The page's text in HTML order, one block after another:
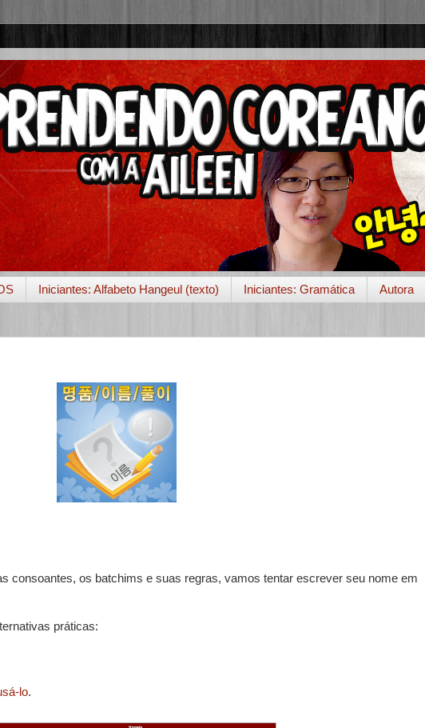
Iniciantes: Alfabeto Hangeul (texto) Iniciantes: Gramática Autora
consoantes, os batchims e suas regras, vamos tentar escrever seu nome em
práticas:
lo.